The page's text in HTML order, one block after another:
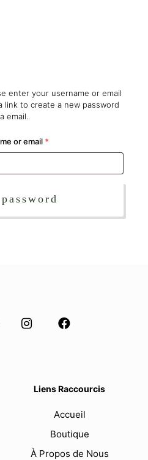
enter your username or email
link to create a new password
email.
or email *
Liens Raccourcis
Accueil
Boutique
À Propos de Nous